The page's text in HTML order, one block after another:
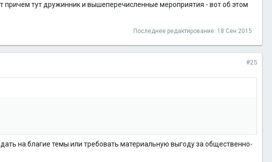
тут дружинник и вышеперечисленные мероприятия - вот об этом
Последнее редактирование: 18 Сен 2015
#25
на благие темы или требовать материальную выгоду за общественно-